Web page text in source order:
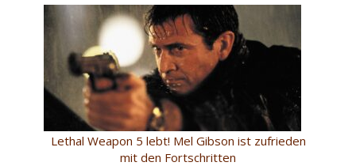
Lethal Weapon 5 lebt! Mel Gibson ist zufrieden
mit den Fortschritten